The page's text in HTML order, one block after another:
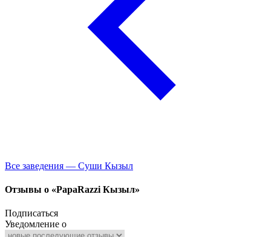
Все заведения — Суши Кызыл
Отзывы о «PapaRazzi Кызыл»
Подписаться
Уведомление о